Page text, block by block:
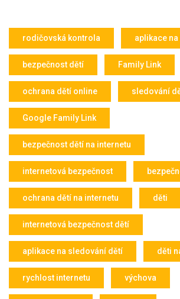
rodičovská kontrola aplikace
bezpečnost dětí Family Link
ochrana dětí online sledování
Google Family Link
bezpečnost dětí na internetu
internetová bezpečnost
ochrana dětí na internetu děti
internetová bezpečnost dětí
aplikace na sledování dětí děti
rychlost internetu výchova